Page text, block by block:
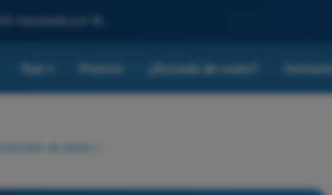
impulsada por IA.
Test Precios ¿Escuela de vuelo? Contacto
de datos